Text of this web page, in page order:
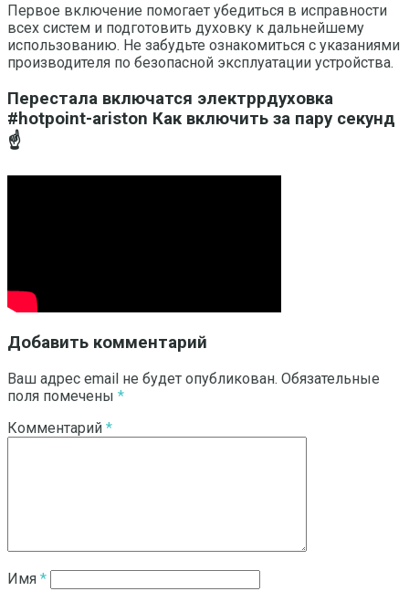
Первое включение помогает убедиться в исправности
всех систем и подготовить духовку к дальнейшему
использованию. Не забудьте ознакомиться с указаниями
производителя по безопасной эксплуатации устройства.
Перестала включатся электррдуховка
#hotpoint-ariston Как включить за пару секунд
☝️
Добавить комментарий
Ваш адрес email не будет опубликован. Обязательные
поля помечены *
Комментарий *
Имя *